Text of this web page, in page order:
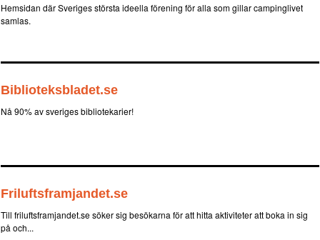
Hemsidan där Sveriges största ideella förening för alla som gillar campinglivet
samlas.
Biblioteksbladet.se
Nå 90% av sveriges bibliotekarier!
Friluftsframjandet.se
Till friluftsframjandet.se söker sig besökarna för att hitta aktiviteter att boka in sig
på och...